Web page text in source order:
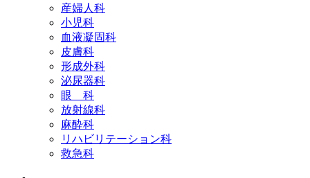
産婦人科
小児科
血液凝固科
皮膚科
形成外科
泌尿器科
眼 科
放射線科
麻酔科
リハビリテーション科
救急科